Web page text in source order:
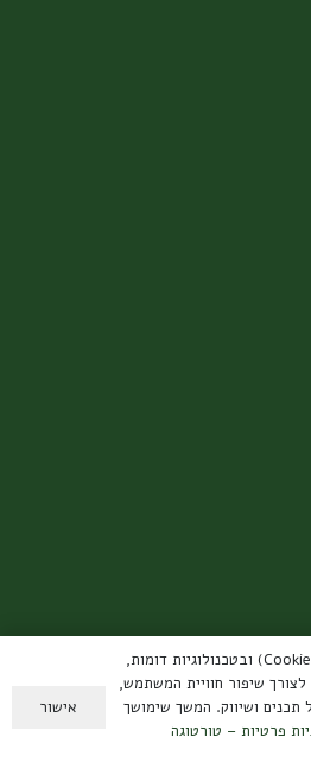
באתר זה נעשה שימוש בעוגיות (Cookies) ובטכנולוגיות דומות,
שיפור חוויית המשתמש,
ושיווק. המשך שימושך
פרטיות – טורטוגה
אישור